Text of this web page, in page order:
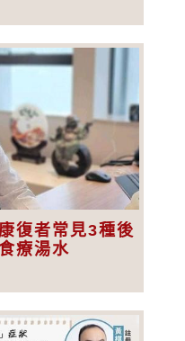
復者常見3種後
療湯水